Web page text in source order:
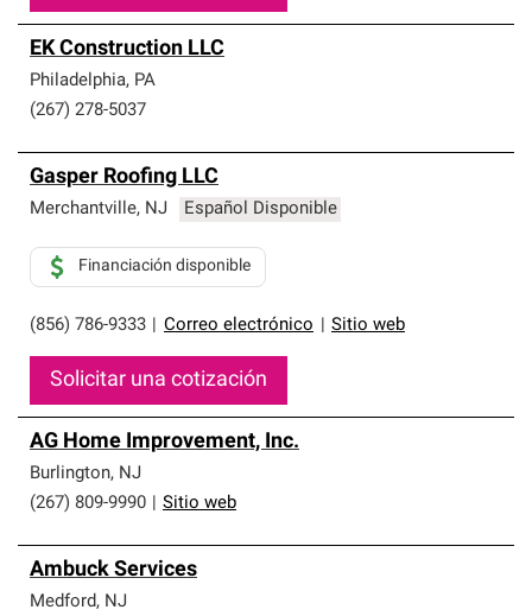
EK Construction LLC
Philadelphia, PA
(267) 278-5037
Gasper Roofing LLC
Merchantville, NJ Español Disponible
(856) 786-9333 Correo electrónico Sitio web
Financiación disponible
Solicitar una cotización
AG Home Improvement, Inc.
Burlington, NJ
(267) 809-9990
Sitio web
Ambuck Services
Medford, NJ